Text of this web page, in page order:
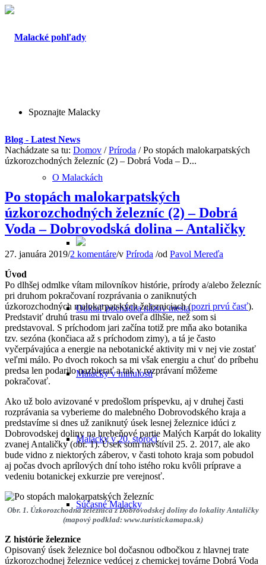
Spoznajte Malacky
O Malackách
Odkiaľ pochádza názov mesta
Malacky v minulosti
Malacky v 20. storočí
Súčasné Malacky
Blog - Latest News
Nachádzate sa tu: Domov / Príroda / Po stopách malokarpatských
úzkorozchodných železníc (2) – Dobrá Voda – D...
Po stopách malokarpatských
úzkorozchodných železníc (2) – Dobrá
Voda – Dobrovodská dolina – Antaličky
27. januára 2019/2 komentáre/v Príroda /od Pavol Mereďa
Úvod
Po dlhšej odmlke vítam milovníkov histórie, prírody a/alebo železníc
pri druhom pokračovaní rozprávania o zaniknutých
úzkorozchodných malokarpatských železniciach (pozri prvú časť).
Predstaviť druhú trasu mi trvalo oveľa dlhšie, než som si
predstavoval. S príchodom jari začína totiž pre mňa ako botanika
tzv. sezóna (končiaca až s príchodom zimy), a tá je často
vyčerpávajúca a energie na nebotanické aktivity mi v nej vie zostať
veľmi málo. Po dvoch rokoch sa mi však energiu a chuť do príbehu
predsa len podarilo nazbierať a tak v rozprávaní môžeme
pokračovať.
Ako už bolo avizované v predošlom príspevku, aj v druhej časti
rozprávania sa vyberieme do malebného Dobrovodského kraja a
predstavíme si dnes už zaniknutý úsek lesnej železnice idúci z
Dobrovodskej doliny na hrebeňové partie Malých Karpát do lokality
zvanej Antaličky (obr. 1). Úsek som navštívil 25. 2. 2017, ale ako
bude vidno z niektorých záberov, v časti tohoto kraja som pobudol
aj počas dvoch aprílových dní toho istého roku kvôli príprave a
vedeniu botanickej exkurzie pre verejnosť.
Obr. 1. Úzkorozchodná železnica z Dobrovodskej doliny do lokality Antaličky
(mapový podklad: www.turistickamapa.sk)
Z histórie železnice
Opisovaný úsek železnice bol dočasnou odbočkou z hlavnej trate
úzkorozchodnej železnice vedúcej z chemickej továrne Dobrá Voda